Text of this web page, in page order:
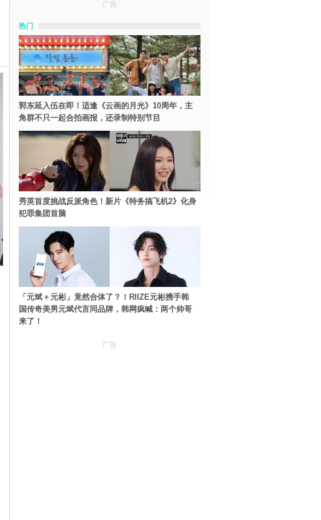
广告
热门
郭东延入伍在即！适逢《云画的月光》10周年，主
角群不只一起合拍画报，还录制特别节目
秀英首度挑战反派角色！新片《特务搞飞机2》化身
犯罪集团首脑
「元斌＋元彬」竟然合体了？！RIIZE元彬携手韩
国传奇美男元斌代言同品牌，韩网疯喊：两个帅哥
来了！
广告